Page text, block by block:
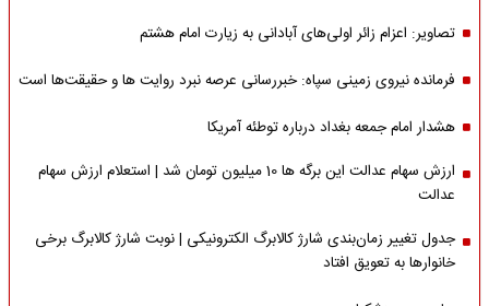
تصاویر: اعزام زائر اولی‌های آبادانی به زیارت امام هشتم
فرمانده نیروی زمینی سپاه: خبررسانی عرصه نبرد روایت ها و حقیقت‌ها است
هشدار امام جمعه بغداد درباره توطئه آمریکا
ارزش سهام عدالت این برگه ها 10 میلیون تومان شد | استعلام ارزش سهام
عدالت
جدول تغییر زمان‌بندی شارژ کالابرگ الکترونیکی | نوبت شارژ کالابرگ برخی
خانوارها به تعویق افتاد